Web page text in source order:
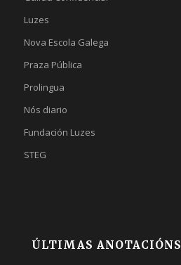
Luzes
Nova Escola Galega
Praza Pública
Prolingua
Nós diario
Fundación Luzes
STEG
ÚLTIMAS ANOTACIÓNS